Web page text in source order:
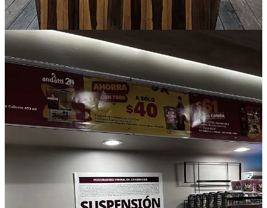
Diamante K
: Habitación doble a $13,860 pesos –el pico más
escandaloso detectado.
Mi Amor: Líder en abusos con habitación sencilla a $10,569
pesos.
Pocna Tulum.
Cabañas Playa Condesa TulumyVilla Pescadores
Otros, como Kore Tulum y Villa Miramar, ya habían cerrado por
“poca ocupación” desde junio, víctimas colaterales de su propio
modelo extractivo. Estos “abusivos”, como los califica el eco en
redes, no solo inflaron costos de hospedaje –promedio de $4,772
por doble en Jaguar vs. $700-$1,400 en el centro–, sino que
extendieron la usura a alimentos y bebidas, monitoreados vía el
programa “Quién es Quién en los Precios”.
Sobreprecios que alimentaron la furia viral